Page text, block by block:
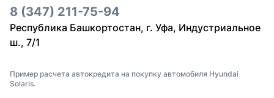
8 (347) 211-75-94
Республика Башкортостан, г. Уфа, Индустриальное
ш., 7/1
Пример расчета автокредита на покупку автомобиля Hyundai
Solaris.